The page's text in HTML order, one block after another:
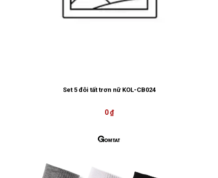
Set 5 đôi tất trơn nữ KOL-CB024
0 ₫